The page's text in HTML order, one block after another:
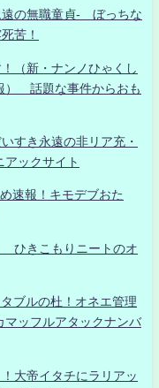
の無職童貞- ぼっちな
苦！
（新・ナンノひゃくし
） 話題な事件からおも
すき永遠の非リア充・
ックサイト
速報！キモデブおた
ひきこもりニートのオ
ブルの杜！オネエ管理
マッフルアタックナンバ
大帝イタチにラリアッ